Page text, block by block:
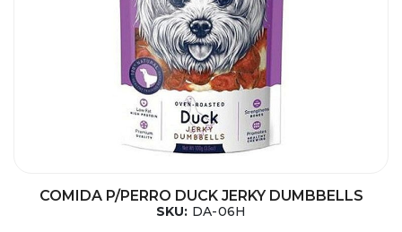
COMIDA P/PERRO DUCK JERKY DUMBBELLS
SKU: DA-06H